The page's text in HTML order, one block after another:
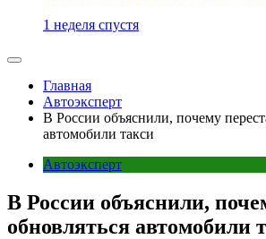
1 неделя спустя
Главная
Автоэксперт
В России объяснили, почему
автомобили такси
Автоэксперт
В России объяснили,
обновляться автомобили